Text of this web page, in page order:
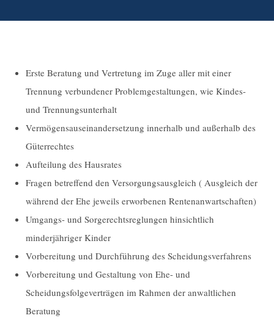
Erste Beratung und Vertretung im Zuge aller mit einer
Trennung verbundener Problemgestaltungen, wie Kindes-
und Trennungsunterhalt
Vermögensauseinandersetzung innerhalb und außerhalb des
Güterrechtes
Aufteilung des Hausrates
Fragen betreffend den Versorgungsausgleich ( Ausgleich der
während der Ehe jeweils erworbenen Rentenanwartschaften)
Umgangs- und Sorgerechtsreglungen hinsichtlich
minderjähriger Kinder
Vorbereitung und Durchführung des Scheidungsverfahrens
Vorbereitung und Gestaltung von Ehe- und
Scheidungsfolgeverträgen im Rahmen der anwaltlichen
Beratung